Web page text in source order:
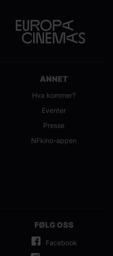
ANNET
Hva kommer?
Eventer
Presse
NFkino-appen
FØLG OSS
Facebook